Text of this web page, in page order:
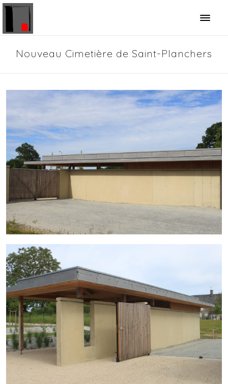
Panneau de gestion des cookies
Nouveau Cimetière de Saint-Planchers